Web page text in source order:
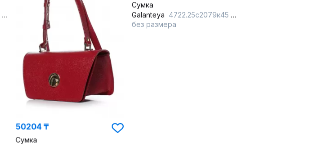
50204 ₸
Сумка
Сумка
Galanteya 4722.25с2079к45 белый
без размера